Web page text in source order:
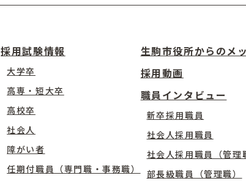
採用試験情報
大学卒
高専・短大卒
高校卒
社会人
障がい者
任期付職員（専門職・事務職）
生駒市役所からのメ
採用動画
職員インタビュー
新卒採用職員
社会人採用職員
社会人採用職員（管理
部長級職員（管理職）